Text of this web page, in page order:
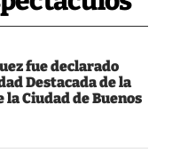
fue declarado
Destacada de la
la Ciudad de Buenos